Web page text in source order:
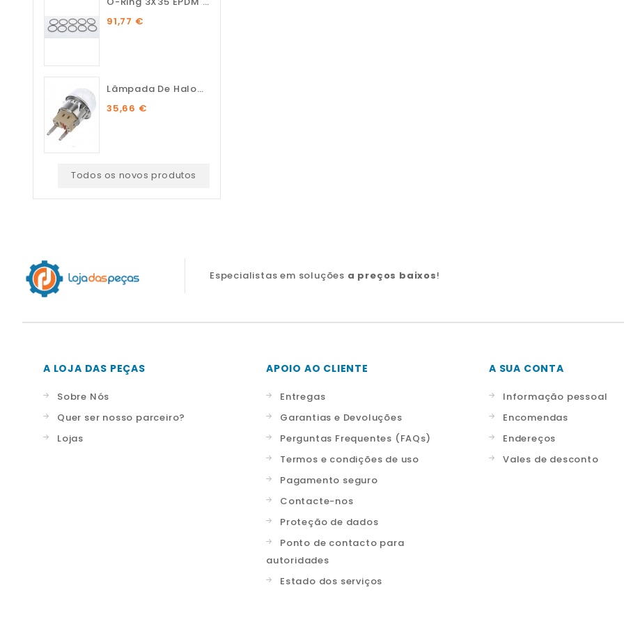
91,77 €
Lâmpada De Halogénio...
35,66 €
Todos os novos produtos
Especialistas em soluções a preços baixos!
A LOJA DAS PEÇAS
Sobre Nós
Quer ser nosso parceiro?
Lojas
APOIO AO CLIENTE
Entregas
Garantias e Devoluções
Perguntas Frequentes (FAQs)
Termos e condições de uso
Pagamento seguro
Contacte-nos
Proteção de dados
Ponto de contacto para
autoridades
Estado dos serviços
A SUA CONTA
Informação pessoal
Encomendas
Endereços
Vales de desconto